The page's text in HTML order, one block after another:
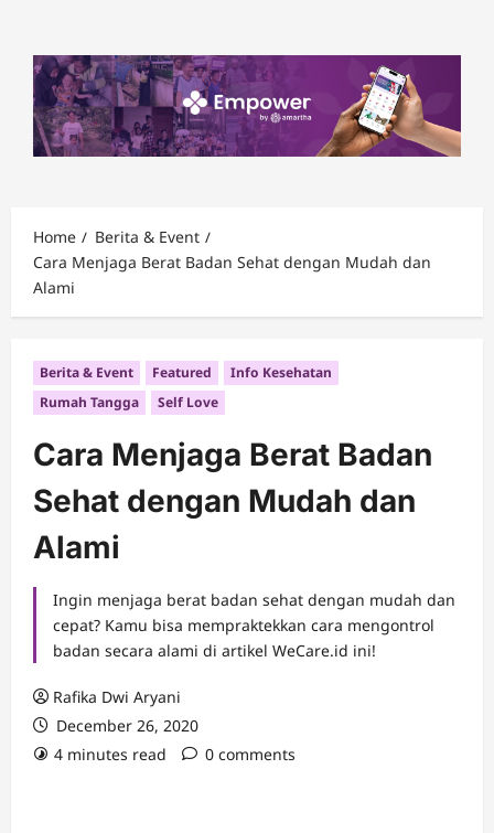
content
Home
Berita & Event
Cara Menjaga Berat Badan Sehat dengan Mudah dan
Alami
Berita & Event Featured
Info Kesehatan
Rumah Tangga
Self Love
Cara Menjaga Berat Badan
Sehat dengan Mudah dan
Alami
Ingin menjaga berat badan sehat dengan mudah dan
cepat? Kamu bisa mempraktekkan cara mengontrol
badan secara alami di artikel WeCare.id ini!
Rafika Dwi Aryani
December 26, 2020
4 minutes read
0 comments